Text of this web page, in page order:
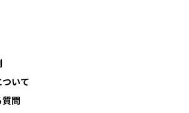
いて
問